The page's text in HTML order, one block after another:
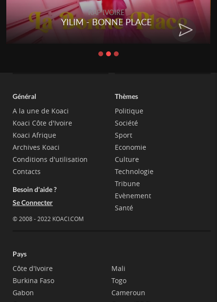
RAP IVOIRE
YILIM - BONNE PLACE
Général
A la une de Koaci
Koaci Côte d'Ivoire
Koaci Afrique
Archives Koaci
Conditions d'utilisation
Contacts
Besoin d'aide ?
Se Connecter
© 2008 - 2022 KOACI.COM
Thèmes
Politique
Société
Sport
Economie
Culture
Technologie
Tribune
Evènement
Santé
Pays
Côte d'Ivoire
Burkina Faso
Gabon
Mali
Togo
Cameroun